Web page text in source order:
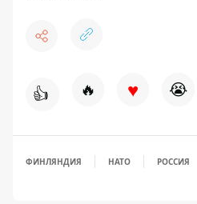
👍 🔥 ♥ 😭
ФИНЛЯНДИЯ НАТО РОССИЯ